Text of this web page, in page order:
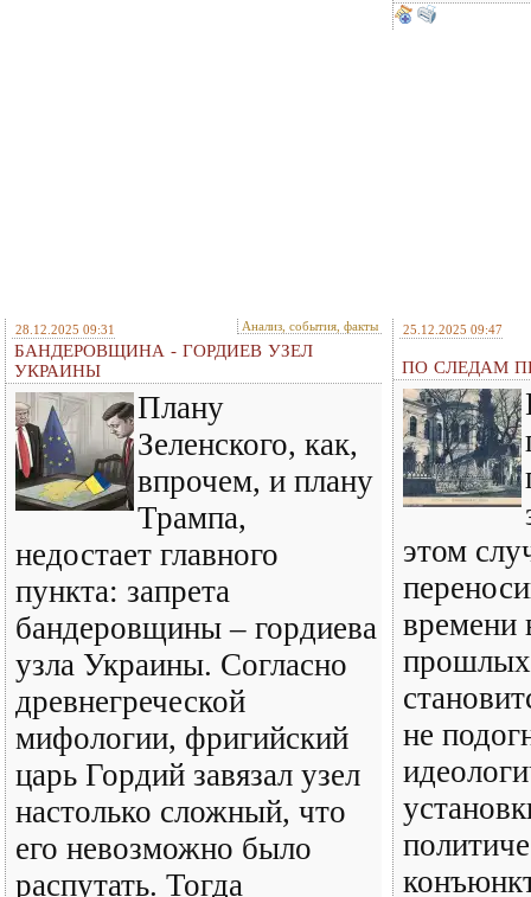
28.12.2025 09:31 Анализ, события, факты
БАНДЕРОВЩИНА - ГОРДИЕВ УЗЕЛ
УКРАИНЫ
Плану
Зеленского, как,
впрочем, и плану
Трампа,
недостает главного
пункта: запрета
бандеровщины – гордиева
узла Украины. Согласно
древнегреческой
мифологии, фригийский
царь Гордий завязал узел
настолько сложный, что
его невозможно было
распутать. Тогда
25.12.2025 09:47
ПО СЛЕДАМ
этом
времени
не